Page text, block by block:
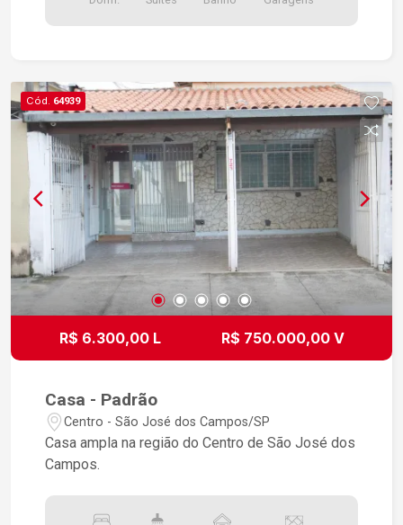
escada que fica ao lado de fora da casa. Todos
visita e venha conhecer seu novo lar!
Cód. 64939
R$ 6.300,00 L R$ 750.000,00 V
Casa - Padrão
Centro - São José dos Campos/SP
Casa ampla na região do Centro de São José dos
Campos.